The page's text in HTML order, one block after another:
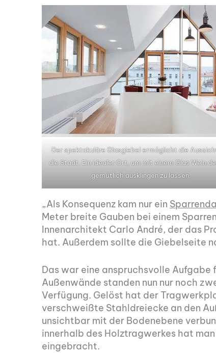
Der spektakuläre Glasgiebel ermöglicht die
die Stadt. Ein idealer Ort, um mit einem Glas Wein
gemütlich ausklingen zu lassen.
„Als Konsequenz kam nur ein
Meter breite Gauben bei einem
Innenarchitekt Carlo André, der das
hat. Außerdem sollte die Giebelseite
Das war eine anspruchsvolle
Außenwände standen nun nur noch
Verfügung. Gelöst hat der
verschweißte Stahldreiecke an den
unsichtbar mit der Bodenebene
innerhalb des Holztragwerkes hat
eingebracht.